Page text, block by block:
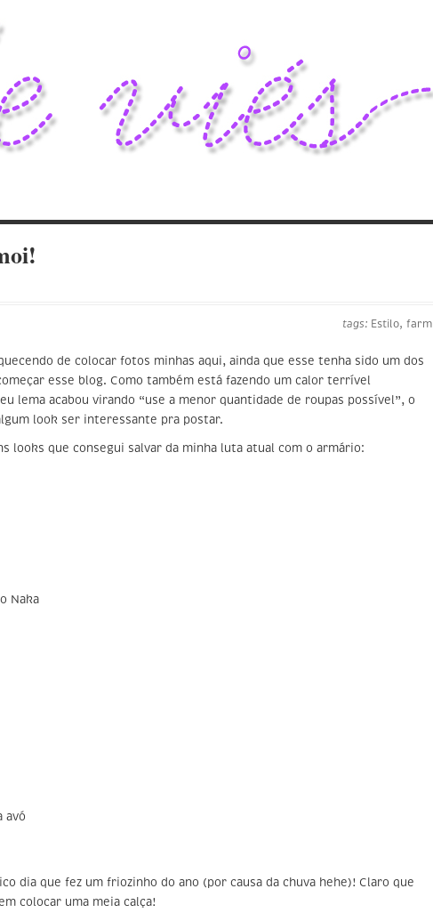
tags: Estilo, farm
de colocar fotos minhas aqui, ainda que esse tenha sido um dos
esse blog. Como também está fazendo um calor terrível
lema acabou virando “use a menor quantidade de roupas possível”, o
look ser interessante pra postar.
looks que consegui salvar da minha luta atual com o armário:
Naka
avó
dia que fez um friozinho do ano (por causa da chuva hehe)! Claro que
colocar uma meia calça!